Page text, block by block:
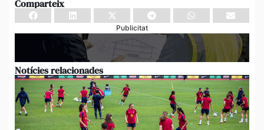
Comparteix
Publicitat
Notícies relacionades